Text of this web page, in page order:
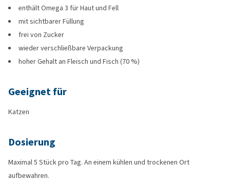
enthält Omega 3 für Haut und Fell
mit sichtbarer Füllung
frei von Zucker
wieder verschließbare Verpackung
hoher Gehalt an Fleisch und Fisch (70 %)
Geeignet für
Katzen
Dosierung
Maximal 5 Stück pro Tag. An einem kühlen und trockenen Ort
aufbewahren.